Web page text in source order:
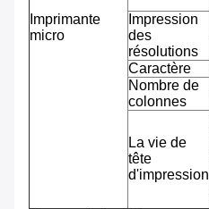
Imprimante
micro
Impression
des
résolutions
Caractère
Nombre de
colonnes
La vie de
tête
d'impression